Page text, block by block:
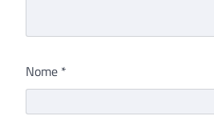
Nome *